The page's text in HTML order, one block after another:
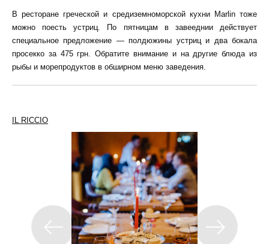
В ресторане греческой и средиземноморской кухни Marlin тоже
можно поесть устриц. По пятницам в завееднии действует
специальное предложение — полдюжины устриц и два бокала
просекко за 475 грн. Обратите внимание и на другие блюда из
рыбы и морепродуктов в обширном меню заведения.
IL RICCIO